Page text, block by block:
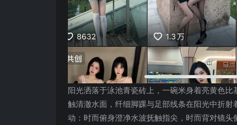
阳光洒落于泳池青瓷砖上，一碗米身着亮黄色
触清澈水面，纤细脚踝与足部线条在阳光中折
动：时而俯身澄净水波抚触指尖，时而背对镜